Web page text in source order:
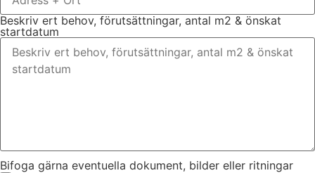
Beskriv ert behov, förutsättningar, antal m2 & önskat
startdatum
Bifoga gärna eventuella dokument, bilder eller ritningar